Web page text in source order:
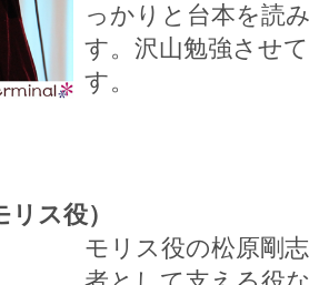
っかりと台本を読
す。沢山勉強させ
す。
ス役）
モリス役の松原剛